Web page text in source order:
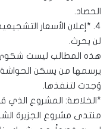
الحصاد.
4. *إعلان الأسعار
لن يحرث.
هذه المطالب ليست
يرسمها من يسكن
وُجدت لتنفذها.
*الخلاصة: المشروع الذي
منتدى مشروع الجزيرة